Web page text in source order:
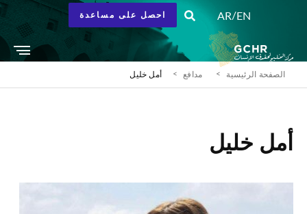
EN
/
AR احصل على مساعدة
الصفحة الرئيسية مدافع أمل خليل
أمل خليل